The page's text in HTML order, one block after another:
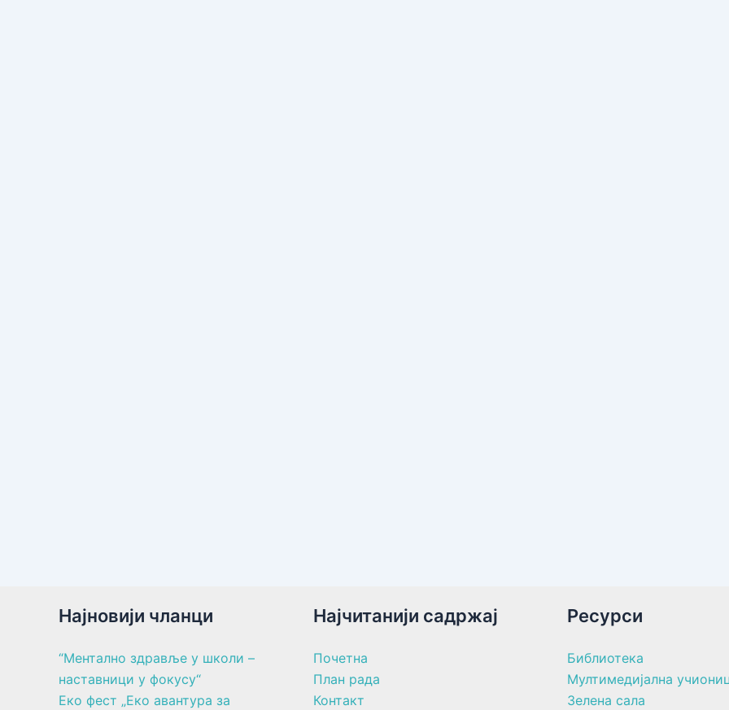
Најновији чланци
“Ментално здравље у школи –
наставници у фокусу“
Еко фест „Еко авантура за
Најчитанији садржај
Почетна
План рада
Контакт
Ресурси
Библиотека
Мултимедијална
Зелена сала